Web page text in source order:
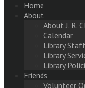
Home
About
About J. R.
Calendar
Library Staff
Library
Library
Friends
Volunteer